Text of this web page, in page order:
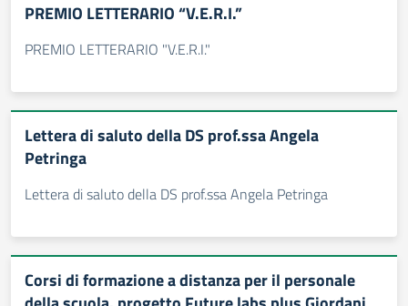
PREMIO LETTERARIO “V.E.R.I.”
PREMIO LETTERARIO "V.E.R.I."
Lettera di saluto della DS prof.ssa Angela
Petringa
Lettera di saluto della DS prof.ssa Angela Petringa
Corsi di formazione a distanza per il personale